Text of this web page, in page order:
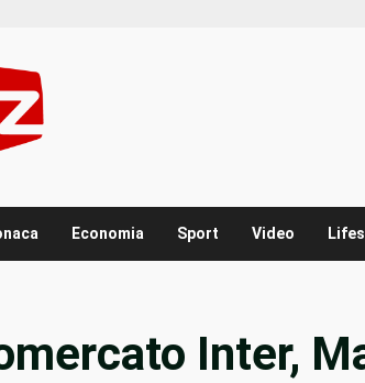
Economia Sport Video
Inter,